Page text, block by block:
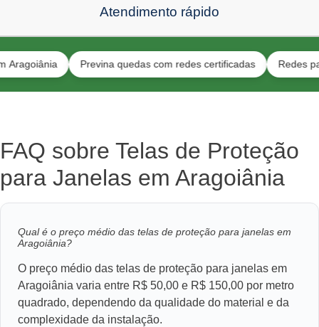
Atendimento rápido
Previna quedas com redes certificadas Redes para
FAQ sobre Telas de Proteção
para Janelas em Aragoiânia
Qual é o preço médio das telas de proteção para janelas em
Aragoiânia?
O preço médio das telas de proteção para janelas em
Aragoiânia varia entre R$ 50,00 e R$ 150,00 por metro
quadrado, dependendo da qualidade do material e da
complexidade da instalação.